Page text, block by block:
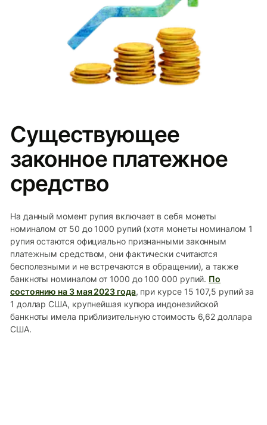
Существующее
законное платежное
средство
На данный момент рупия включает в себя монеты
номиналом от 50 до 1000 рупий (хотя монеты номиналом 1
рупия остаются официально признанными законным
платежным средством, они фактически считаются
бесполезными и не встречаются в обращении), а также
банкноты номиналом от 1000 до 100 000 рупий. По
состоянию на 3 мая 2023 года, при курсе 15 107,5 рупий за
1 доллар США, крупнейшая купюра индонезийской
банкноты имела приблизительную стоимость 6,62 доллара
США.